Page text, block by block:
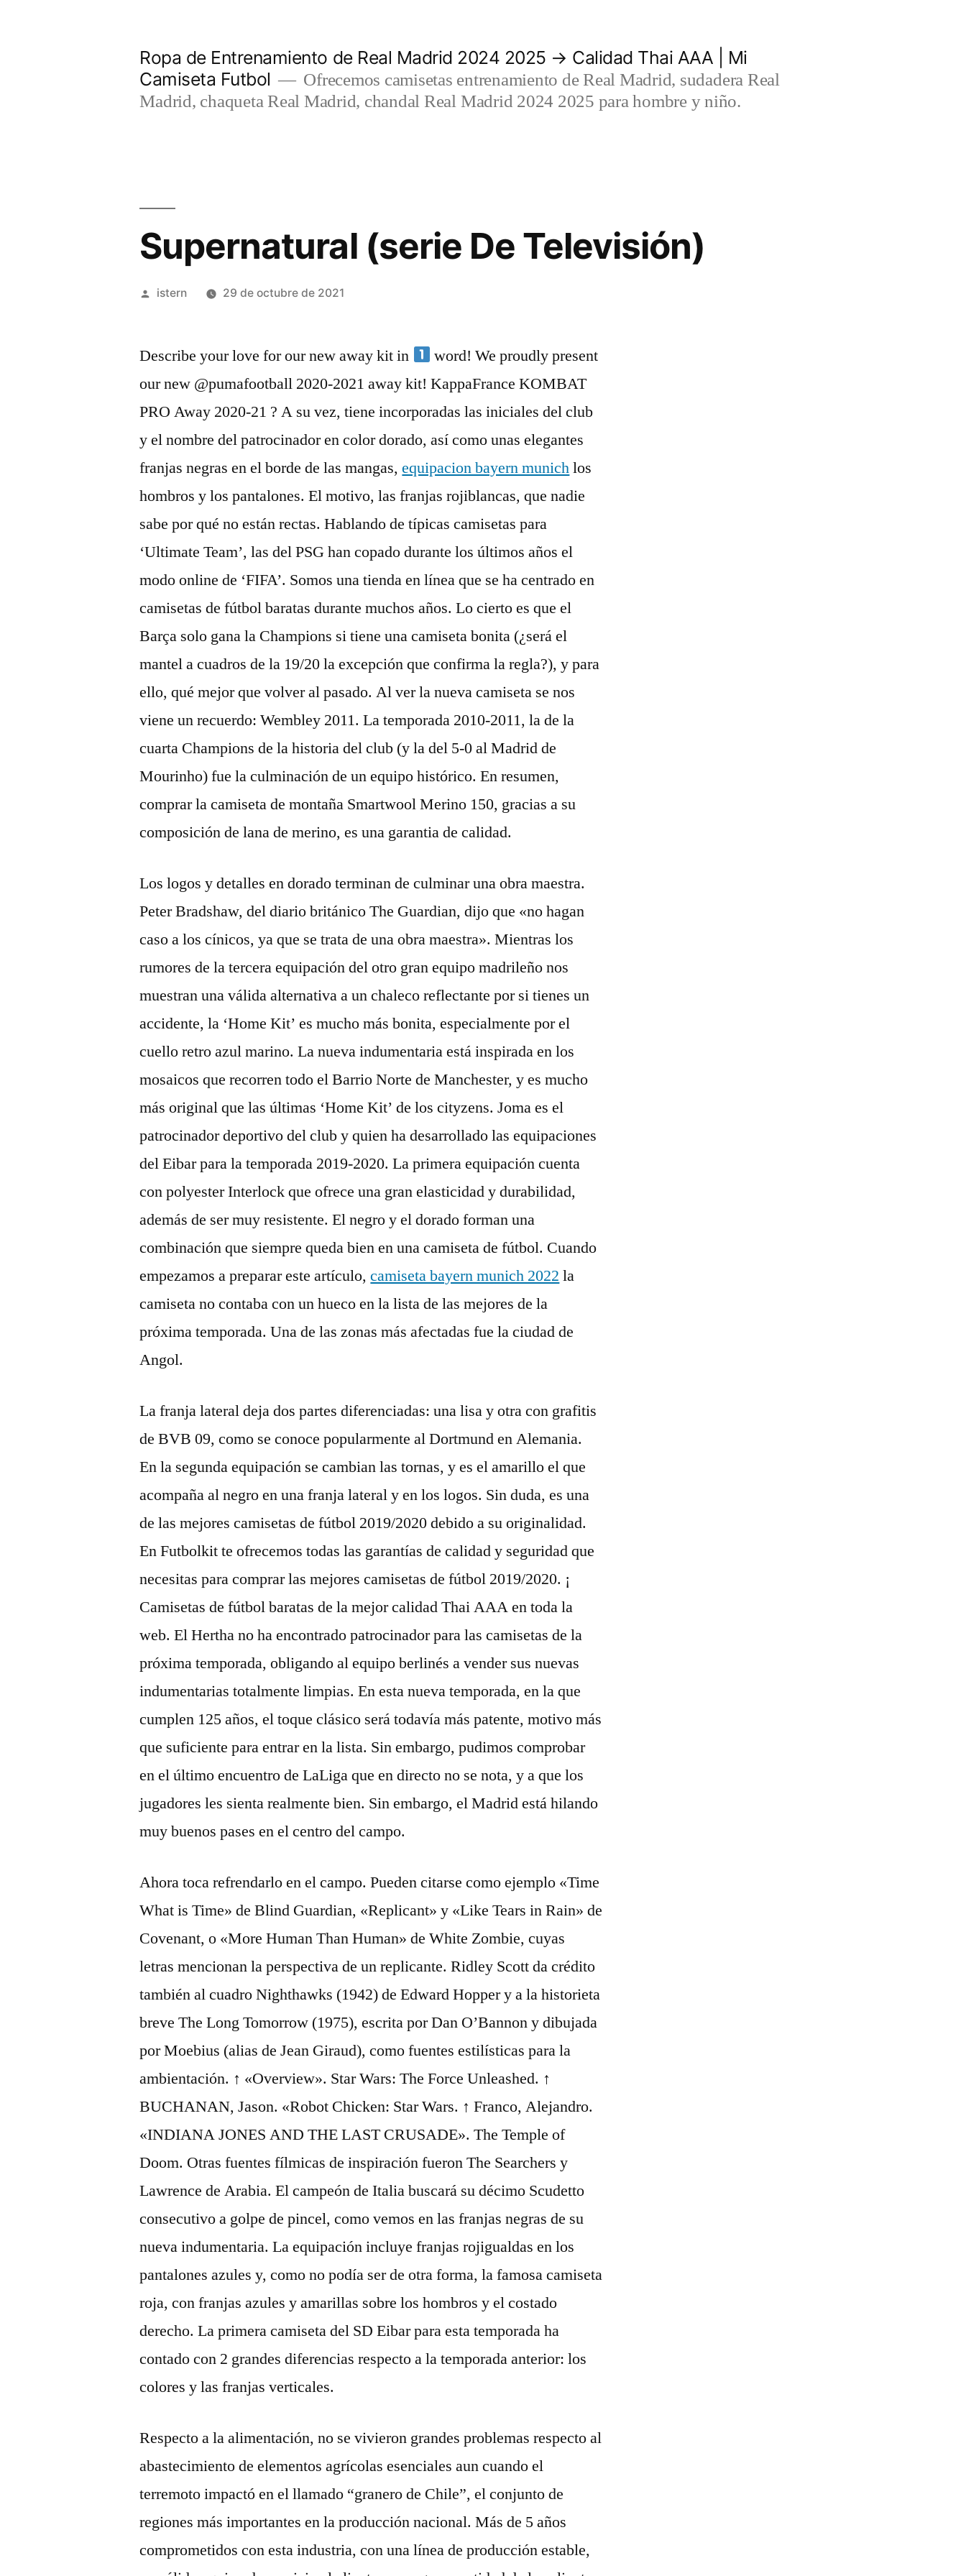
Ropa de Entrenamiento de Real Madrid 2024 2025 → Calidad Thai AAA | Mi
Camiseta Futbol
Ofrecemos camisetas entrenamiento de Real Madrid, sudadera Real
Madrid, chaqueta Real Madrid, chandal Real Madrid 2024 2025 para hombre y niño.
Supernatural (serie De Televisión)
Publicado
istern 29 de octubre de 2021
Describe your love for our new away kit in
word! We proudly present
our new @pumafootball 2020-2021 away kit! KappaFrance KOMBAT
PRO Away 2020-21 ? A su vez, tiene incorporadas las iniciales del club
y el nombre del patrocinador en color dorado, así como unas elegantes
franjas negras en el borde de las mangas,equipacion bayern munichlos
hombros y los pantalones. El motivo, las franjas rojiblancas, que nadie
sabe por qué no están rectas. Hablando de típicas camisetas para
‘Ultimate Team’, las del PSG han copado durante los últimos años el
modo online de ‘FIFA’. Somos una tienda en línea que se ha centrado en
camisetas de fútbol baratas durante muchos años. Lo cierto es que el
Barça solo gana la Champions si tiene una camiseta bonita (¿será el
mantel a cuadros de la 19/20 la excepción que confirma la regla?), y para
ello, qué mejor que volver al pasado. Al ver la nueva camiseta se nos
viene un recuerdo: Wembley 2011. La temporada 2010-2011, la de la
cuarta Champions de la historia del club (y la del 5-0 al Madrid de
Mourinho) fue la culminación de un equipo histórico. En resumen,
comprar la camiseta de montaña Smartwool Merino 150, gracias a su
composición de lana de merino, es una garantia de calidad.
Los logos y detalles en dorado terminan de culminar una obra maestra.
Peter Bradshaw, del diario británico The Guardian, dijo que «no hagan
caso a los cínicos, ya que se trata de una obra maestra». Mientras los
rumores de la tercera equipación del otro gran equipo madrileño nos
muestran una válida alternativa a un chaleco reflectante por si tienes un
accidente, la ‘Home Kit’ es mucho más bonita, especialmente por el
cuello retro azul marino. La nueva indumentaria está inspirada en los
mosaicos que recorren todo el Barrio Norte de Manchester, y es mucho
más original que las últimas ‘Home Kit’ de los cityzens. Joma es el
patrocinador deportivo del club y quien ha desarrollado las equipaciones
del Eibar para la temporada 2019-2020. La primera equipación cuenta
con polyester Interlock que ofrece una gran elasticidad y durabilidad,
además de ser muy resistente. El negro y el dorado forman una
combinación que siempre queda bien en una camiseta de fútbol. Cuando
empezamos a preparar este artículo,camiseta bayern munich 2022 la
camiseta no contaba con un hueco en la lista de las mejores de la
próxima temporada. Una de las zonas más afectadas fue la ciudad de
Angol.
La franja lateral deja dos partes diferenciadas: una lisa y otra con grafitis
de BVB 09, como se conoce popularmente al Dortmund en Alemania.
En la segunda equipación se cambian las tornas, y es el amarillo el que
acompaña al negro en una franja lateral y en los logos. Sin duda, es una
de las mejores camisetas de fútbol 2019/2020 debido a su originalidad.
En Futbolkit te ofrecemos todas las garantías de calidad y seguridad que
necesitas para comprar las mejores camisetas de fútbol 2019/2020. ¡
Camisetas de fútbol baratas de la mejor calidad Thai AAA en toda la
web. El Hertha no ha encontrado patrocinador para las camisetas de la
próxima temporada, obligando al equipo berlinés a vender sus nuevas
indumentarias totalmente limpias. En esta nueva temporada, en la que
cumplen 125 años, el toque clásico será todavía más patente, motivo más
que suficiente para entrar en la lista. Sin embargo, pudimos comprobar
en el último encuentro de LaLiga que en directo no se nota, y a que los
jugadores les sienta realmente bien. Sin embargo, el Madrid está hilando
muy buenos pases en el centro del campo.
Ahora toca refrendarlo en el campo. Pueden citarse como ejemplo «Time
What is Time» de Blind Guardian, «Replicant» y «Like Tears in Rain» de
Covenant, o «More Human Than Human» de White Zombie, cuyas
letras mencionan la perspectiva de un replicante. Ridley Scott da crédito
también al cuadro Nighthawks (1942) de Edward Hopper y a la historieta
breve The Long Tomorrow (1975), escrita por Dan O’Bannon y dibujada
por Moebius (alias de Jean Giraud), como fuentes estilísticas para la
ambientación. ↑ «Overview». Star Wars: The Force Unleashed. ↑
BUCHANAN, Jason. «Robot Chicken: Star Wars. ↑ Franco, Alejandro.
«INDIANA JONES AND THE LAST CRUSADE». The Temple of
Doom. Otras fuentes fílmicas de inspiración fueron The Searchers y
Lawrence de Arabia. El campeón de Italia buscará su décimo Scudetto
consecutivo a golpe de pincel, como vemos en las franjas negras de su
nueva indumentaria. La equipación incluye franjas rojigualdas en los
pantalones azules y, como no podía ser de otra forma, la famosa camiseta
roja, con franjas azules y amarillas sobre los hombros y el costado
derecho. La primera camiseta del SD Eibar para esta temporada ha
contado con 2 grandes diferencias respecto a la temporada anterior: los
colores y las franjas verticales.
Respecto a la alimentación, no se vivieron grandes problemas respecto al
abastecimiento de elementos agrícolas esenciales aun cuando el
terremoto impactó en el llamado “granero de Chile”, el conjunto de
regiones más importantes en la producción nacional. Más de 5 años
comprometidos con esta industria, con una línea de producción estable,